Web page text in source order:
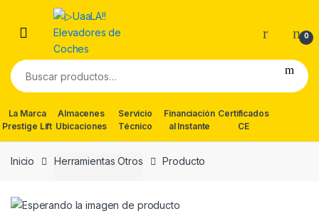
navigation
content
0
Buscar
por:
La Marca
Prestige Lift
Almacenes
Ubicaciones
Servicio
Técnico
Financiación
al Instante
Certificados
CE
Inicio Herramientas Otros Producto